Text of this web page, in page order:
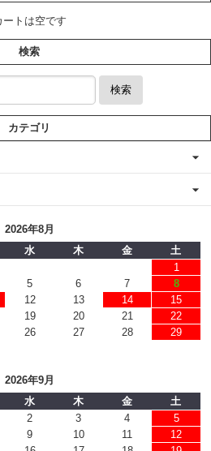
ートは空です
検索
検索
カテゴリ
2026年8月
水 木 金
土
1
5 6 7
8
12 13 14
15
19 20 21
22
26 27 28
29
2026年9月
水 木 金
土
2 3 4
5
9 10 11
12